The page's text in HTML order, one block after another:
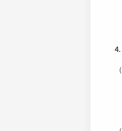
4.
（